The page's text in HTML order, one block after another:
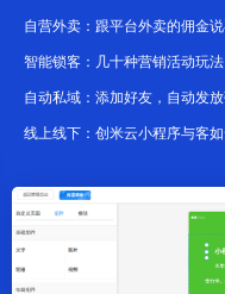
自营外卖：跟平台外卖的佣金
智能锁客：几十种营销活动玩
自动私域：添加好友，自动发
线上线下：创米云小程序与客